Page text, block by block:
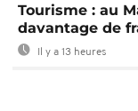
Tourisme : au
davantage de
Il y a 13 heures